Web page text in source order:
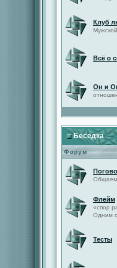
Клуб
Всё о
Он и
Беседка
Форум
Флейм
«спор
Одним
Тесты